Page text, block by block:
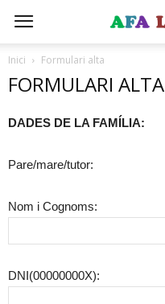
Inici Formulari alta
FORMULARI ALTA
DADES DE LA FAMÍLIA:
Pare/mare/tutor:
Nom i Cognoms:
DNI(00000000X):